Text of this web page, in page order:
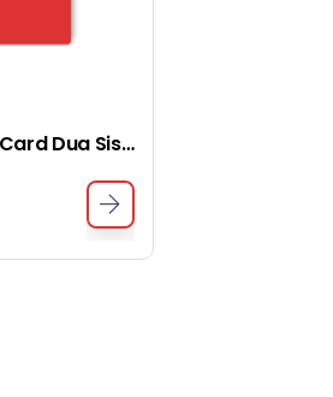
Jasa Cetak ID Card Dua Sisi Depan Belakang